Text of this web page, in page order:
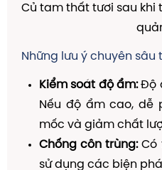
Củ tam thất tươi sau khi
Những lưu ý chuyên
Kiểm soát độ ẩm:Độ
Nếu độ ẩm cao, dễ
mốc và giảm chất
Chống côn trùng:Có
sử dụng các biện